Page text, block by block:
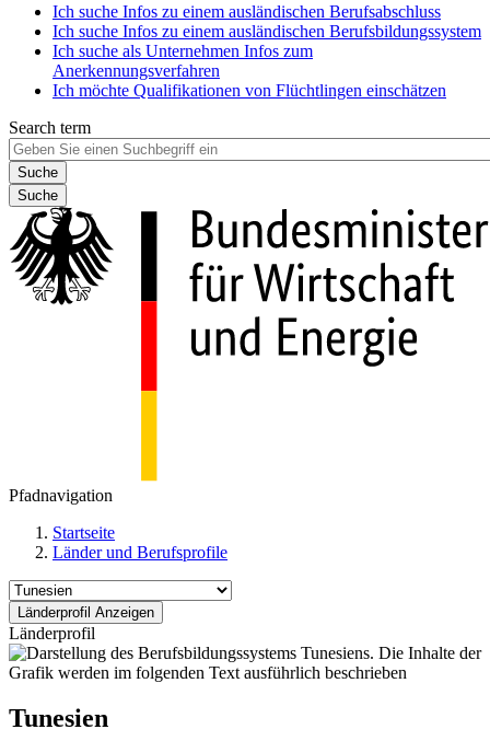
Ich suche Infos zu einem ausländischen Berufsabschluss
Ich suche Infos zu einem ausländischen Berufsbildungssystem
Ich suche als Unternehmen Infos zum
Anerkennungsverfahren
Ich möchte Qualifikationen von Flüchtlingen einschätzen
Search term
Suche
Pfadnavigation
Startseite
Länder und Berufsprofile
Länderprofil
Tunesien